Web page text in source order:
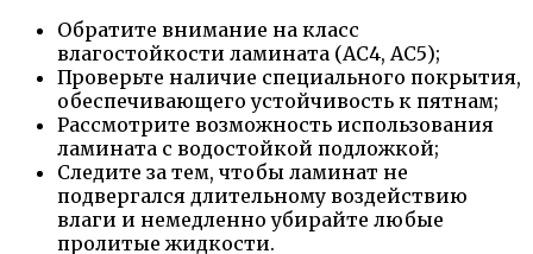
Обратите внимание на класс
влагостойкости ламината (AC4, AC5);
Проверьте наличие специального покрытия,
обеспечивающего устойчивость к пятнам;
Рассмотрите возможность использования
ламината с водостойкой подложкой;
Следите за тем, чтобы ламинат не
подвергался длительному воздействию
влаги и немедленно убирайте любые
пролитые жидкости.